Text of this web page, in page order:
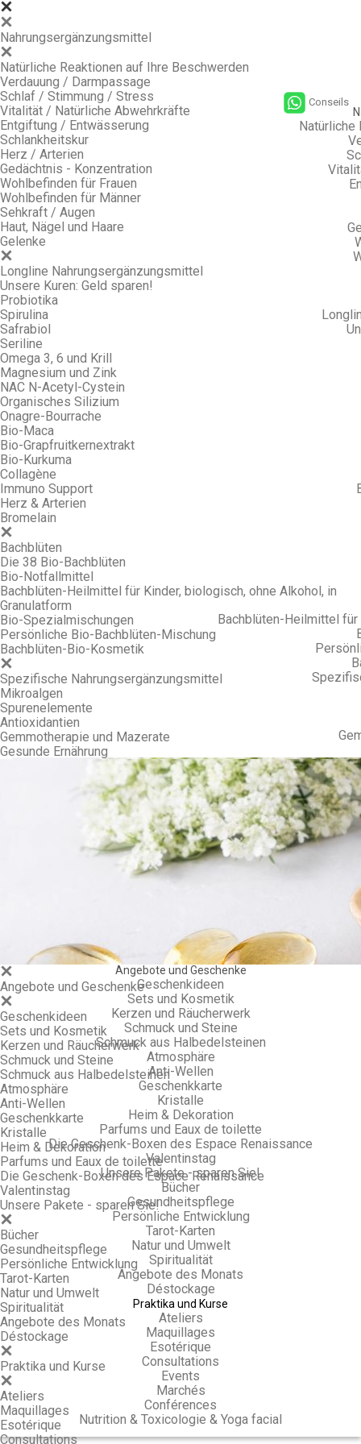
Nahrungsergänzungsmittel
Natürliche Reaktionen auf Ihre Beschwerden
Verdauung / Darmpassage
Schlaf / Stimmung / Stress
Vitalität / Natürliche Abwehrkräfte
Entgiftung / Entwässerung
Schlankheitskur
Herz / Arterien
Gedächtnis - Konzentration
Wohlbefinden für Frauen
Wohlbefinden für Männer
Sehkraft / Augen
Haut, Nägel und Haare
Gelenke
Longline Nahrungsergänzungsmittel
Unsere Kuren: Geld sparen!
Probiotika
Spirulina
Safrabiol
Seriline
Omega 3, 6 und Krill
Magnesium und Zink
NAC N-Acetyl-Cystein
Organisches Silizium
Onagre-Bourrache
Bio-Maca
Bio-Grapfruitkernextrakt
Bio-Kurkuma
Collagène
Immuno Support
Herz & Arterien
Bromelain
Bachblüten
Die 38 Bio-Bachblüten
Bio-Notfallmittel
Bachblüten-Heilmittel für Kinder, biologisch, ohne Alkohol, in
Granulatform
Bio-Spezialmischungen
Persönliche Bio-Bachblüten-Mischung
Bachblüten-Bio-Kosmetik
Spezifische Nahrungsergänzungsmittel
Mikroalgen
Spurenelemente
Antioxidantien
Gemmotherapie und Mazerate
Gesunde Ernährung
Angebote und Geschenke
Geschenkideen
Sets und Kosmetik
Kerzen und Räucherwerk
Schmuck und Steine
Schmuck aus Halbedelsteinen
Atmosphäre
Anti-Wellen
Geschenkkarte
Kristalle
Heim & Dekoration
Parfums und Eaux de toilette
Die Geschenk-Boxen des Espace Renaissance
Valentinstag
Unsere Pakete - sparen Sie!
Bücher
Gesundheitspflege
Persönliche Entwicklung
Tarot-Karten
Natur und Umwelt
Spiritualität
Angebote des Monats
Déstockage
Praktika und Kurse
Ateliers
Maquillages
Esotérique
Consultations
Natürliche
Bachblüten-Heilmittel für
Angebote und Geschenke
Geschenkideen
Sets und Kosmetik
Kerzen und Räucherwerk
Schmuck und Steine
Schmuck aus Halbedelsteinen
Atmosphäre
Anti-Wellen
Geschenkkarte
Kristalle
Heim & Dekoration
Parfums und Eaux de toilette
Die Geschenk-Boxen des Espace Renaissance
Valentinstag
Unsere Pakete - sparen Sie!
Bücher
Gesundheitspflege
Persönliche Entwicklung
Tarot-Karten
Natur und Umwelt
Spiritualität
Angebote des Monats
Déstockage
Praktika und Kurse
Ateliers
Maquillages
Esotérique
Consultations
Events
Marchés
Conférences
Nutrition & Toxicologie & Yoga facial
Conseils